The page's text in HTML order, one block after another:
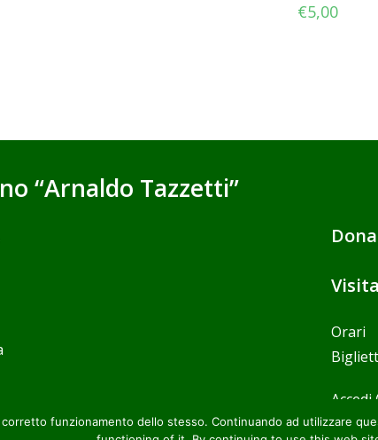
€5,00
“Arnaldo Tazzetti”
Orari
Accedi
funzionamento dello stesso. Continuando ad utilizzare